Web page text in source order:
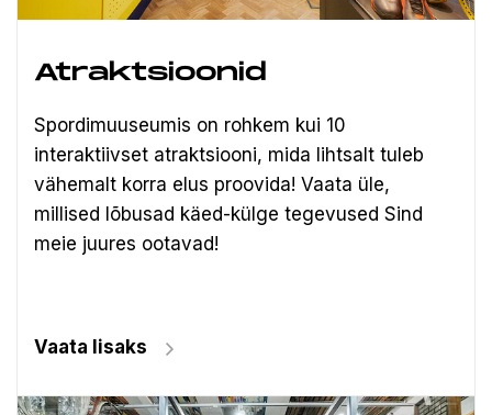
Atraktsioonid
Spordimuuseumis on rohkem kui 10
interaktiivset atraktsiooni, mida lihtsalt tuleb
vähemalt korra elus proovida! Vaata üle,
millised lõbusad käed-külge tegevused Sind
meie juures ootavad!
Vaata lisaks